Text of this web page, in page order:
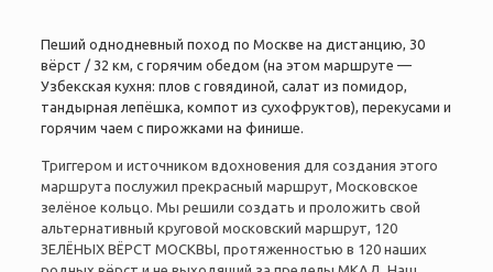
Пеший однодневный поход по Москве на дистанцию, 30
вёрст / 32 км, с горячим обедом (на этом маршруте —
Узбекская кухня: плов с говядиной, салат из помидор,
тандырная лепёшка, компот из сухофруктов), перекусами и
горячим чаем с пирожками на финише.
Триггером и источником вдохновения для создания этого
маршрута послужил прекрасный маршрут, Московское
зелёное кольцо. Мы решили создать и проложить свой
альтернативный круговой московский маршрут, 120
ЗЕЛЁНЫХ ВЁРСТ МОСКВЫ, протяженностью в 120 наших